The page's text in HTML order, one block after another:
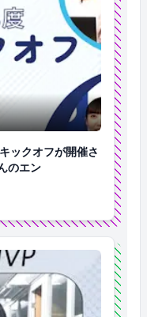
2Qキックオフが開催さ
ックオフが開催さ
のエン